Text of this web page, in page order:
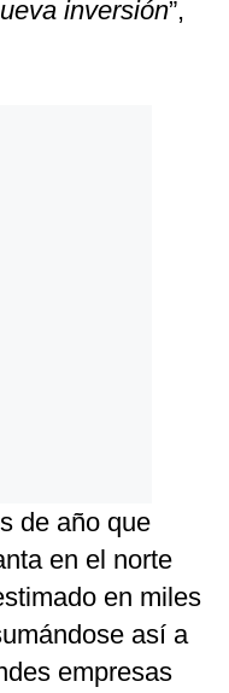
inversión”,
de año que
en el norte
en miles
así a
empresas